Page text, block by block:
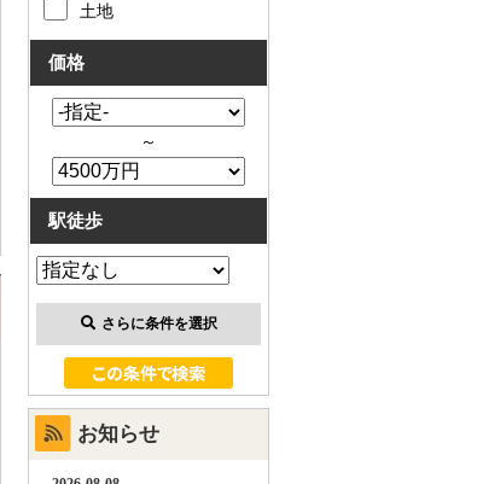
土地
価格
～
駅徒歩
さらに条件を選択
お知らせ